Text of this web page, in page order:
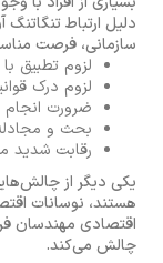
دلیل ارتباط
سازمانی، فرصت
لزوم تطبیق
لزوم درک
ضرورت انجام
بحث و
رقابت شدید
یکی دیگر از
هستند، نوسانات
اقتصادی مهندسان
چالش می‌کند.